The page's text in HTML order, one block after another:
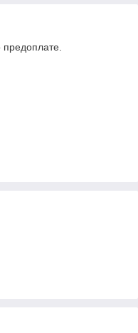
предоплате.